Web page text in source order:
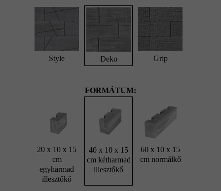
Style Deko Grip
FORMÁTUM:
20 x 10 x 15
cm
egyharmad
illesztőkő
40 x 10 x 15
cm kétharmad
illesztőkő
60 x 10 x 15
cm normálkő